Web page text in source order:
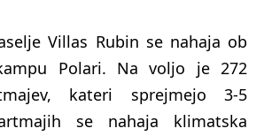
Villas Rubin se nahaja ob
Polari. Na voljo je 272
kateri sprejmejo 3-5
se nahaja klimatska